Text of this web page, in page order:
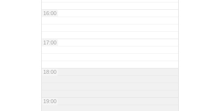
16:00
17:00
18:00
19:00